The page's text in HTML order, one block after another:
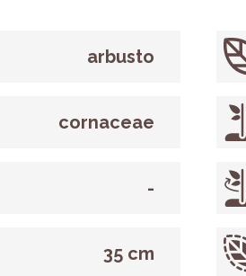
arbusto
cornaceae
-
35 cm